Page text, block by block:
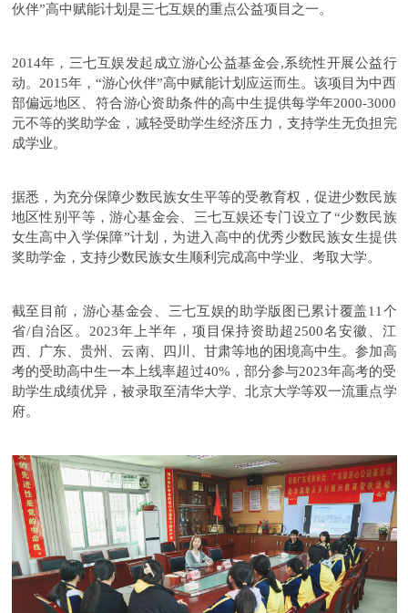
伙伴”高中赋能计划是三七互娱的重点公益项目之一。
2014年，三七互娱发起成立游心公益基金会,系统性开展公益行
动。2015年，“游心伙伴”高中赋能计划应运而生。该项目为中西
部偏远地区、符合游心资助条件的高中生提供每学年2000-3000
元不等的奖助学金，减轻受助学生经济压力，支持学生无负担完
成学业。
据悉，为充分保障少数民族女生平等的受教育权，促进少数民族
地区性别平等，游心基金会、三七互娱还专门设立了“少数民族
女生高中入学保障”计划，为进入高中的优秀少数民族女生提供
奖助学金，支持少数民族女生顺利完成高中学业、考取大学。
截至目前， 游心基金会、 三七互娱的助学版图已累计覆盖11个
省/自治区。2023年上半年，项目保持资助超2500名安徽、江
西、广东、贵州、云南、四川、甘肃等地的困境高中生。参加高
考的受助高中生一本上线率超过40%，部分参与2023年高考的受
助学生成绩优异，被录取至清华大学、北京大学等双一流重点学
府。